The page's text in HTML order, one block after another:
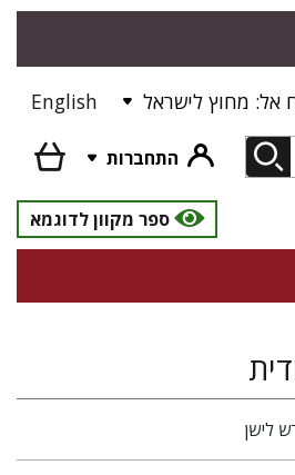
אל: מחוץ לישראל English
התחברות
ספר מקוון לדוגמא
לישן